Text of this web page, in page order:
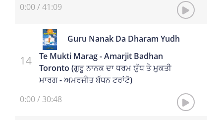
0:00/41:09
Guru Nanak Da Dharam Yudh
Te Mukti Marag - Amarjit Badhan
Toronto (ਗੁਰੂ ਨਾਨਕ ਦਾ ਧਰਮ ਯੁੱਧ ਤੇ ਮੁਕਤੀ
ਮਾਰਗ - ਅਮਰਜੀਤ ਬੱਧਨ ਟਰਾਂਟੋ)
0:00/ 30:48